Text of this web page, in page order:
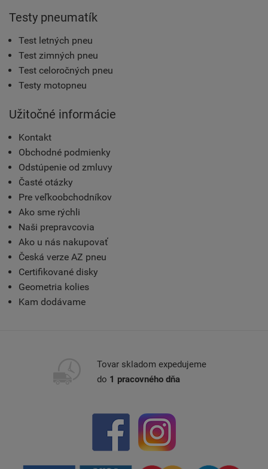
Testy pneumatík
Test letných pneu
Test zimných pneu
Test celoročných pneu
Testy motopneu
Užitočné informácie
Kontakt
Obchodné podmienky
Odstúpenie od zmluvy
Časté otázky
Pre veľkoobchodníkov
Ako sme rýchli
Naši prepravcovia
Ako u nás nakupovať
Česká verze AZ pneu
Certifikované disky
Geometria kolies
Kam dodávame
Tovar skladom expedujeme
do 1 pracovného dňa